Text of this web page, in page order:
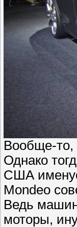
Вообще-то,
Однако
США
Mondeo
Ведь
моторы,